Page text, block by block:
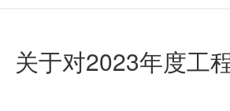
关于对2023年度工